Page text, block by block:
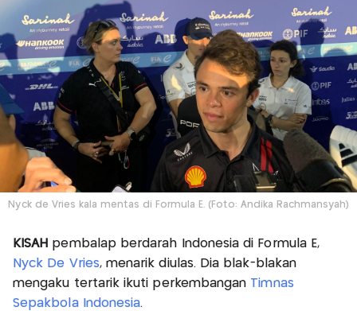
Nyck de Vries kala mentas di Formula E. (Foto: Andika Rachmansyah)
KISAH pembalap berdarah Indonesia di Formula E,
Nyck De Vries, menarik diulas. Dia blak-blakan
mengaku tertarik ikuti perkembangan Timnas
Sepakbola Indonesia.